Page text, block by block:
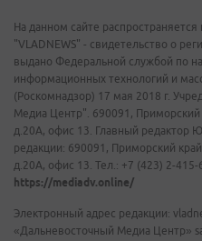
На данном сайте
"VLADNEWS" - свидетельство о
выдано Федеральной службой по
информационных технологий и
(Роскомнадзор) 17 мая 2018 г.
Медиа Центр". 690091, Приморский
д.20А, офис 13. Главный редактор
редакции: 690091, Приморский
д.20А, офис 13. Тел.: +7 (423) 2-415-
https://mediadv.online/
Электронный адрес редакции:
«Дальневосточный Медиа Центр»